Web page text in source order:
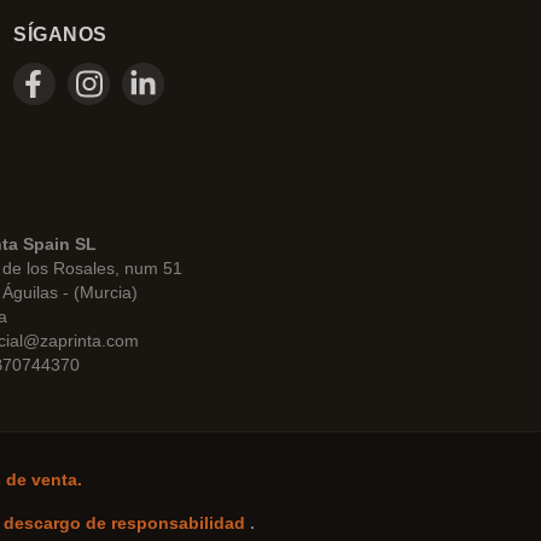
SÍGANOS
Spain SL
los Rosales, num 51
- (Murcia)
venta.
descargo de responsabilidad .